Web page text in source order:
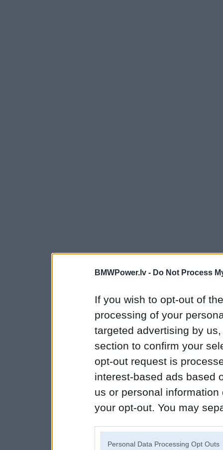
BMWPower.lv - Do Not Process
If you wish to opt-out of
processing of your
targeted advertising by
section to confirm your
opt-out request is
interest-based ads based
us or personal
your opt-out. You may
Personal Data Processing Opt Outs